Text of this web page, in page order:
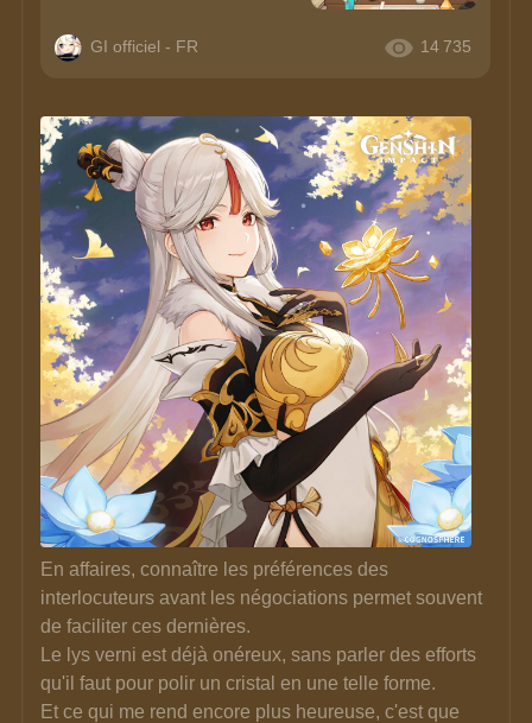
GI officiel - FR 14 735
En affaires, connaître les préférences des
interlocuteurs avant les négociations permet souvent
de faciliter ces dernières.
Le lys verni est déjà onéreux, sans parler des efforts
qu'il faut pour polir un cristal en une telle forme.
Et ce qui me rend encore plus heureuse, c'est que